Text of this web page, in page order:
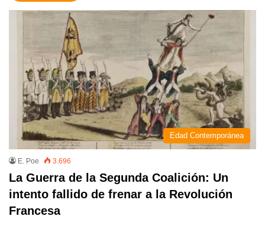
Edad Contemporánea
E. Poe 3.696
La Guerra de la Segunda Coalición: Un
intento fallido de frenar a la Revolución
Francesa